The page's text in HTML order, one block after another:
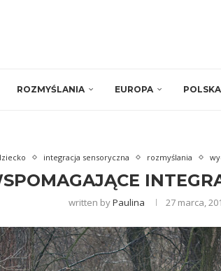
ROZMYŚLANIA EUROPA POLSKA
integracja sensoryczna rozmyślania
written byPaulina 27 marca,